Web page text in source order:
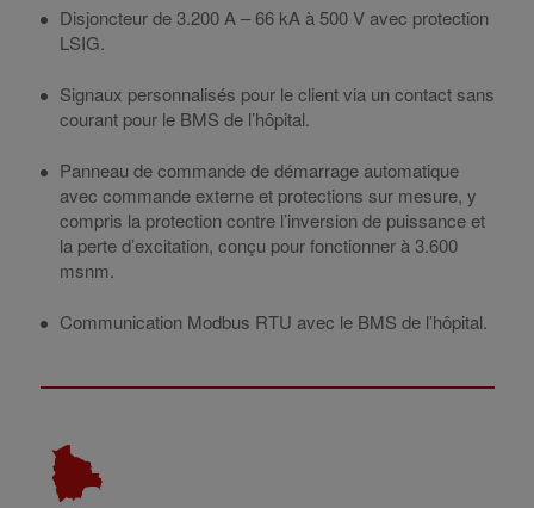
Disjoncteur de 3.200 A – 66 kA à 500 V avec protection
LSIG.
Signaux personnalisés pour le client via un contact sans
courant pour le BMS de l’hôpital.
Panneau de commande de démarrage automatique
avec commande externe et protections sur mesure, y
compris la protection contre l’inversion de puissance et
la perte d’excitation, conçu pour fonctionner à 3.600
msnm.
Communication Modbus RTU avec le BMS de l’hôpital.